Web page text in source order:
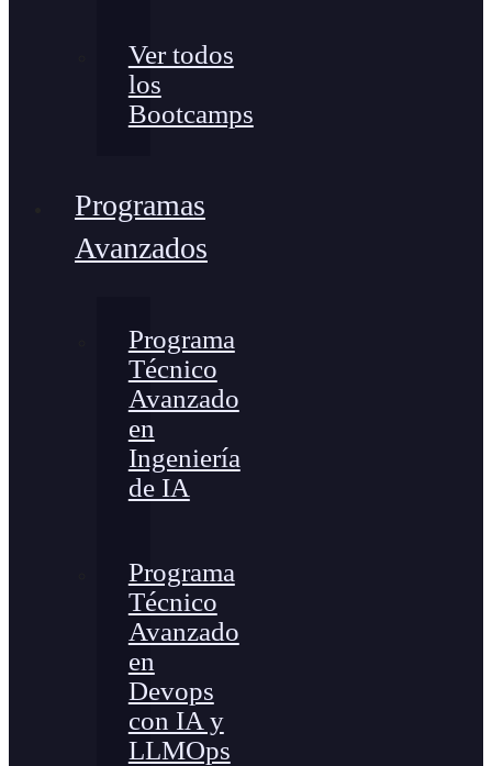
Ver todos
los
Bootcamps
Programas
Avanzados
Programa
Técnico
Avanzado
en
Ingeniería
de IA
Programa
Técnico
Avanzado
en
Devops
con IA y
LLMOps